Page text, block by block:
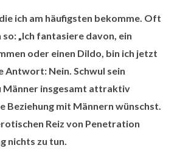
ich am häufigsten bekomme. Oft
„Ich fantasiere davon, ein
oder einen Dildo, bin ich jetzt
Antwort: Nein. Schwul sein
Männer insgesamt attraktiv
Beziehung mit Männern wünschst.
Reiz von Penetration
nichts zu tun.